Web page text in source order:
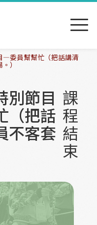
—委員幫幫忙（把話講清
）
別節目
（把話
不客套
課
程
結
束